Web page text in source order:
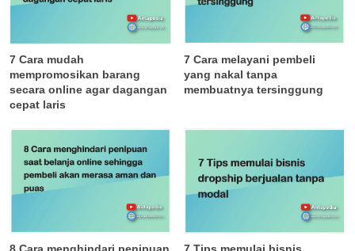
7 Cara mudah
mempromosikan barang
secara online agar dagangan
cepat laris
7 Cara melayani pembeli
yang nakal tanpa
membuatnya tersinggung